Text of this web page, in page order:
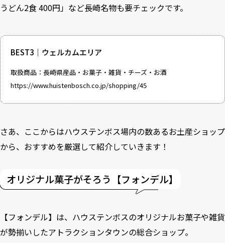
うどん2食 400円」など長崎名物も要チェックです。
BEST3｜ウェルカムエリア
取扱商品：長崎県産品・お菓子・雑貨・チーズ・お酒
https://www.huistenbosch.co.jp/shopping/45
さあ、ここからはハウステンボス場内の数あるお土産ショップ
から、おすすめを厳選して紹介していきます！
オリジナル菓子がそろう【フォンデル】
【フォンデル】は、ハウステンボスのオリジナルお菓子や雑貨
が勢揃いしたアトラクションタウンの総合ショップ。